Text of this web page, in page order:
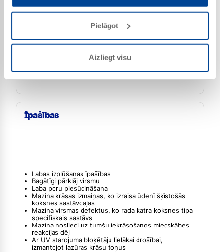
Pielāgot
Aizliegt visu
Koksne telpās un ārā
Koka detaļas, kas saglabā izmēru, piemēram, logi un
durvis
Starppārklājums necaurspīdīgās un caurspīdīgās
Īpašības
Labas izplūšanas īpašības
Bagātīgi pārklāj virsmu
Laba poru piesūcināšana
Mazina krāsas izmaiņas, ko izraisa ūdenī šķīstošās
koksnes sastāvdaļas
Mazina virsmas defektus, ko rada katra koksnes tipa
specifiskais sastāvs
Mazina noslieci uz tumšu iekrāsošanos miecskābes
reakcijas dēļ
Ar UV starojuma bloķētāju lielākai drošībai,
izmantojot lazūras krāsu toņus